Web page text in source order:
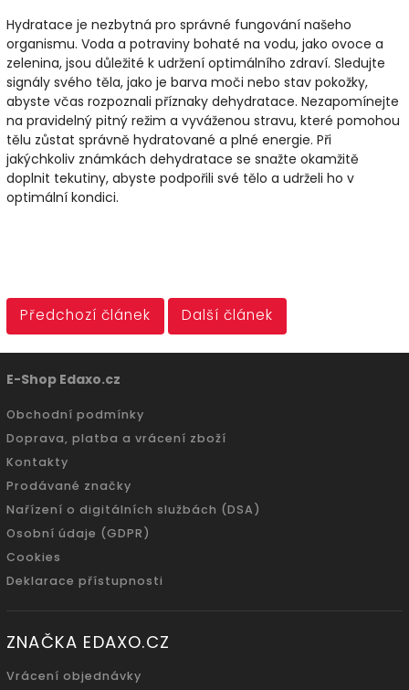
Hydratace je nezbytná pro správné fungování našeho
organismu. Voda a potraviny bohaté na vodu, jako ovoce a
zelenina, jsou důležité k udržení optimálního zdraví. Sledujte
signály svého těla, jako je barva moči nebo stav pokožky,
abyste včas rozpoznali příznaky dehydratace. Nezapomínejte
na pravidelný pitný režim a vyváženou stravu, které pomohou
tělu zůstat správně hydratované a plné energie. Při
jakýchkoliv známkách dehydratace se snažte okamžitě
doplnit tekutiny, abyste podpořili své tělo a udrželi ho v
optimální kondici.
Předchozí článek Další článek
E-Shop Edaxo.cz
Obchodní podmínky
Doprava, platba a vrácení zboží
Kontakty
Prodávané značky
Nařízení o digitálních službách (DSA)
Osobní údaje (GDPR)
Cookies
Deklarace přístupnosti
ZNAČKA EDAXO.CZ
Vrácení objednávky